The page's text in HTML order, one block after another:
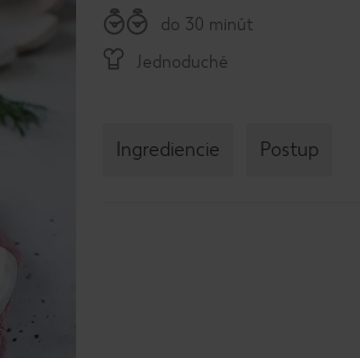
do 30 minút
Jednoduché
Ingrediencie Postup